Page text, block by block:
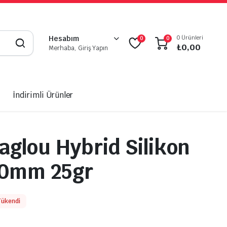
Hesabım
Merhaba, Giriş Yapın
0 0 0 Ürünleri
₺0,00
İndirimli Ürünler
Hybrid Silikon
25gr